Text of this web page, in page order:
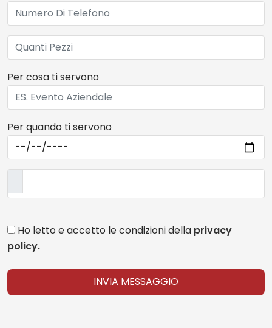
Per cosa ti servono
Per quando ti servono
Ho letto e accetto le condizioni della privacy
policy.
INVIA MESSAGGIO